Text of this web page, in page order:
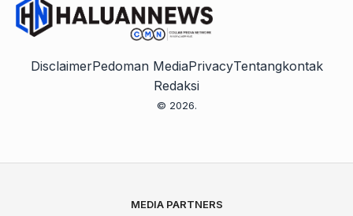
DisclaimerPedoman MediaPrivacyTentangkontak
Redaksi
© 2026.
MEDIA PARTNERS